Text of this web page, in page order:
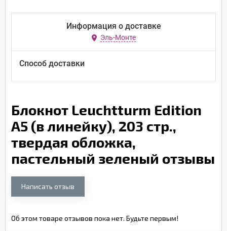
Информация о доставке
Эль-Монте
Способ доставки
Блокнот Leuchtturm Edition
А5 (в линейку), 203 стр.,
твердая обложка,
пастельный зеленый отзывы
Написать отзыв
Об этом товаре отзывов пока нет. Будьте первым!